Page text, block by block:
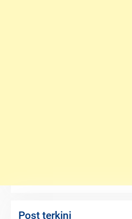
Post terkini